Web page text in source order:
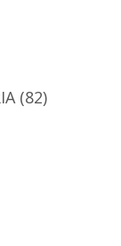
(82)